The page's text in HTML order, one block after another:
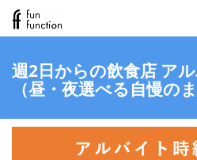
週2日からの飲食店 ア
（昼・夜選べる自慢の